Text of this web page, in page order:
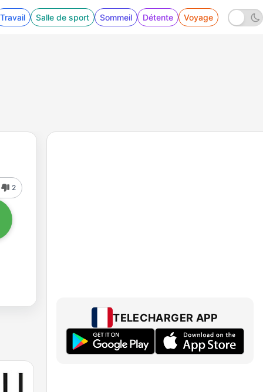
Travail Salle de sport Sommeil Détente Voyage
2
TELECHARGER APP